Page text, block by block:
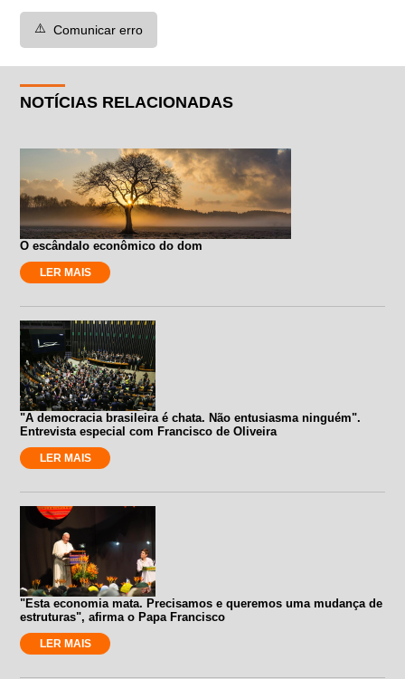
⚠️ Comunicar erro
NOTÍCIAS RELACIONADAS
O escândalo econômico do dom
LER MAIS
"A democracia brasileira é chata. Não entusiasma ninguém".
Entrevista especial com Francisco de Oliveira
LER MAIS
"Esta economia mata. Precisamos e queremos uma mudança de
estruturas", afirma o Papa Francisco
LER MAIS